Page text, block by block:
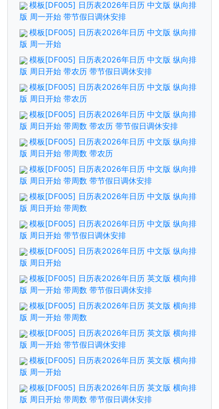
模板[DF005] 日历表2026年日历 中文版 纵向排
版 周一开始 带节假日调休安排
模板[DF005] 日历表2026年日历 中文版 纵向排
版 周一开始
模板[DF005] 日历表2026年日历 中文版 纵向排
版 周日开始 带农历 带节假日调休安排
模板[DF005] 日历表2026年日历 中文版 纵向排
版 周日开始 带农历
模板[DF005] 日历表2026年日历 中文版 纵向排
版 周日开始 带周数 带农历 带节假日调休安排
模板[DF005] 日历表2026年日历 中文版 纵向排
版 周日开始 带周数 带农历
模板[DF005] 日历表2026年日历 中文版 纵向排
版 周日开始 带周数 带节假日调休安排
模板[DF005] 日历表2026年日历 中文版 纵向排
版 周日开始 带周数
模板[DF005] 日历表2026年日历 中文版 纵向排
版 周日开始 带节假日调休安排
模板[DF005] 日历表2026年日历 中文版 纵向排
版 周日开始
模板[DF005] 日历表2026年日历 英文版 横向排
版 周一开始 带周数 带节假日调休安排
模板[DF005] 日历表2026年日历 英文版 横向排
版 周一开始 带周数
模板[DF005] 日历表2026年日历 英文版 横向排
版 周一开始 带节假日调休安排
模板[DF005] 日历表2026年日历 英文版 横向排
版 周一开始
模板[DF005] 日历表2026年日历 英文版 横向排
版 周日开始 带周数 带节假日调休安排